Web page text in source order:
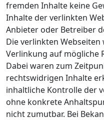
fremden Inhalte keine
Inhalte der verlinkten
Anbieter oder Betreiber
Die verlinkten
Verlinkung auf mögliche
Dabei waren zum
rechtswidrigen Inhalte
inhaltliche Kontrolle der
ohne konkrete
nicht zumutbar. Bei